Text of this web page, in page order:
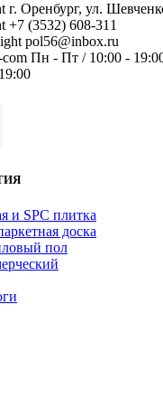
г. Оренбург, ул.
+7 (3532) 608-311
pol56@inbox.ru
Пн - Пт / 10:00 -
и SPC плитка
доска
пол